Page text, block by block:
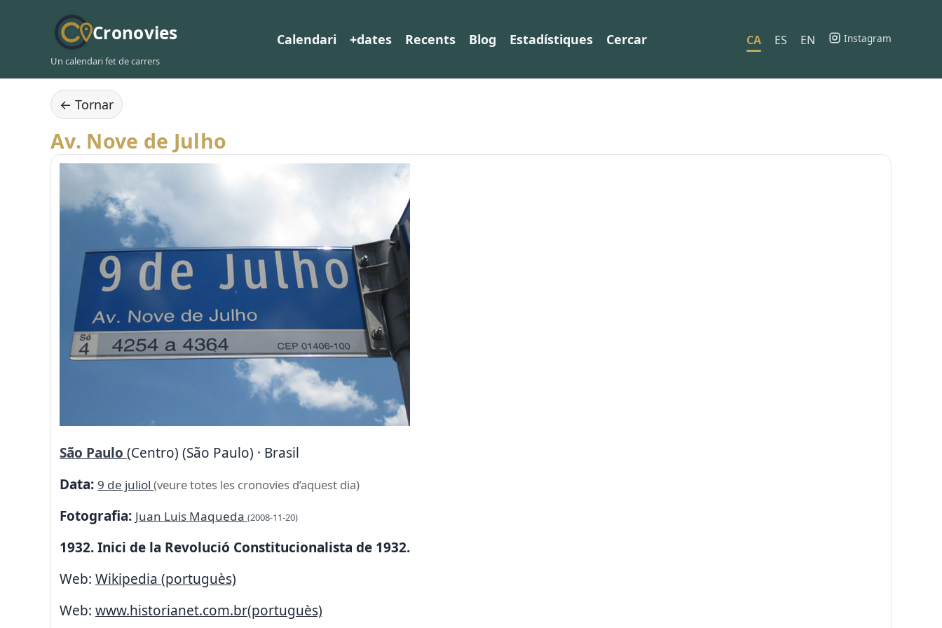
Cronovies
Un calendari fet de carrers
Calendari +dates Recents Blog Estadístiques Cercar CA ES EN Instagram
← Tornar
Av. Nove de Julho
São Paulo (Centro) (São Paulo) · Brasil
Data: 9 de juliol (veure totes les cronovies d’aquest dia)
Fotografia: Juan Luis Maqueda (2008-11-20)
1932. Inici de la Revolució Constitucionalista de 1932.
Web: Wikipedia (portuguès)
Web: www.historianet.com.br(portuguès)